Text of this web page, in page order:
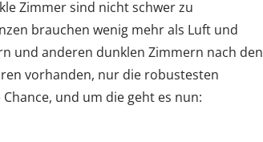
Zimmer sind nicht schwer zu
brauchen wenig mehr als Luft und
und anderen dunklen Zimmern nach den
vorhanden, nur die robustesten
und um die geht es nun: